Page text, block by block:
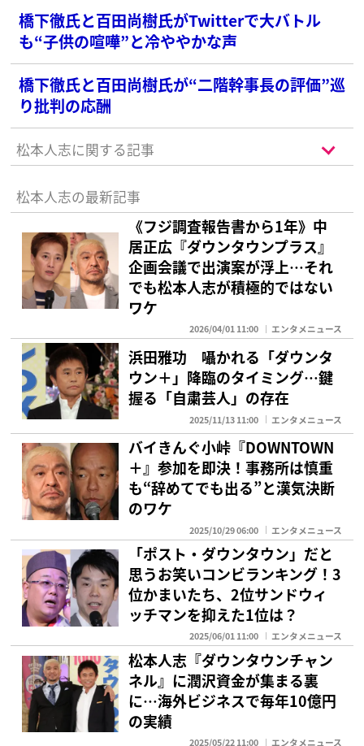
橋下徹氏と百田尚樹氏がTwitterで大バトル
も“子供の喧嘩”と冷ややかな声
橋下徹氏と百田尚樹氏が“二階幹事長の評価”巡
り批判の応酬
松本人志に関する記事
松本人志の最新記事
《フジ調査報告書から1年》中
居正広『ダウンタウンプラス』
企画会議で出演案が浮上…それ
でも松本人志が積極的ではない
ワケ
2026/04/01 11:00 エンタメニュース
浜田雅功 囁かれる「ダウンタ
ウン＋」降臨のタイミング…鍵
握る「自粛芸人」の存在
2025/11/13 11:00 エンタメニュース
バイきんぐ小峠『DOWNTOWN
＋』参加を即決！事務所は慎重
も“辞めてでも出る”と漢気決断
のワケ
2025/10/29 06:00 エンタメニュース
「ポスト・ダウンタウン」だと
思うお笑いコンビランキング！3
位かまいたち、2位サンドウィ
ッチマンを抑えた1位は？
2025/06/01 11:00 エンタメニュース
松本人志『ダウンタウンチャン
ネル』に潤沢資金が集まる裏
に…海外ビジネスで毎年10億円
の実績
2025/05/22 11:00 エンタメニュース